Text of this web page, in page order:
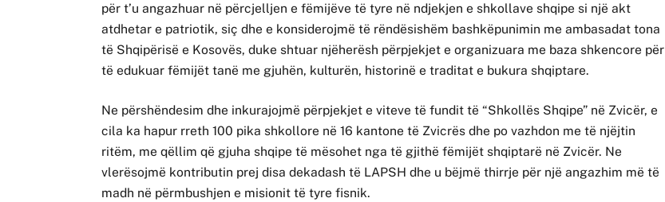
për t’u angazhuar në përcjelljen e fëmijëve të tyre në ndjekjen e shkollave shqipe si një akt
atdhetar e patriotik, siç dhe e konsiderojmë të rëndësishëm bashkëpunimin me ambasadat tona
të Shqipërisë e Kosovës, duke shtuar njëherësh përpjekjet e organizuara me baza shkencore për
të edukuar fëmijët tanë me gjuhën, kulturën, historinë e traditat e bukura shqiptare.
Ne përshëndesim dhe inkurajojmë përpjekjet e viteve të fundit të “Shkollës Shqipe” në Zvicër, e
cila ka hapur rreth 100 pika shkollore në 16 kantone të Zvicrës dhe po vazhdon me të njëjtin
ritëm, me qëllim që gjuha shqipe të mësohet nga të gjithë fëmijët shqiptarë në Zvicër. Ne
vlerësojmë kontributin prej disa dekadash të LAPSH dhe u bëjmë thirrje për një angazhim më të
madh në përmbushjen e misionit të tyre fisnik.